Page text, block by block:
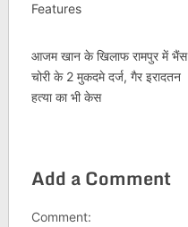
Features
आजम खान के खिलाफ रामपुर में भैंस
चोरी के 2 मुकदमे दर्ज, गैर इरादतन
हत्‍या का भी केस
Add a Comment
Comment: